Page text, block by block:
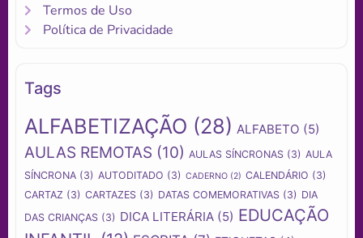
Termos de Uso
Política de Privacidade
Tags
ALFABETIZAÇÃO (28) ALFABETO (5)
AULAS REMOTAS (10) AULAS SÍNCRONAS (3) AULA
SÍNCRONA (3) AUTODITADO (3) CADERNO (2) CALENDÁRIO (3)
CARTAZ (3) CARTAZES (3) DATAS COMEMORATIVAS (3) DIA
DAS CRIANÇAS (3) DICA LITERÁRIA (5) EDUCAÇÃO